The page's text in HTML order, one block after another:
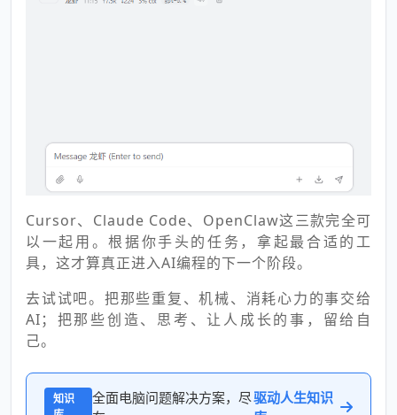
Cursor、Claude Code、OpenClaw这三款完全可
以一起用。根据你手头的任务，拿起最合适的工
具，这才算真正进入AI编程的下一个阶段。
去试试吧。把那些重复、机械、消耗心力的事交给
AI；把那些创造、思考、让人成长的事，留给自
己。
知识
全面电脑问题解决方案，尽驱动人生知识